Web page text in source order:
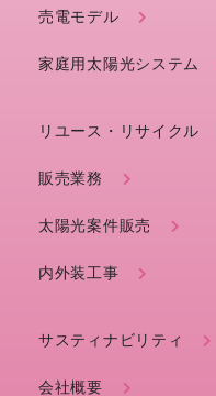
売電モデル
家庭用太陽光システム
リユース・リサイクル
販売業務
太陽光案件販売
内外装工事
サスティナビリティ
会社概要